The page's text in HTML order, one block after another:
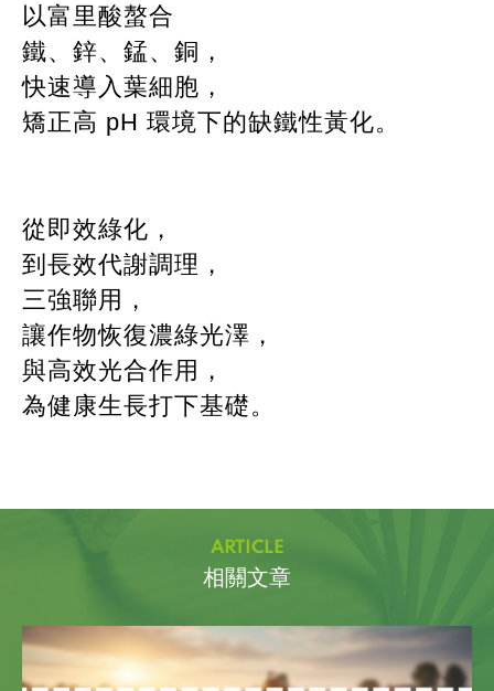
以富里酸螯合
鐵、鋅、錳、銅，
快速導入葉細胞，
矯正高 pH 環境下的缺鐵性黃化。
從即效綠化，
到長效代謝調理，
三強聯用，
讓作物恢復濃綠光澤，
與高效光合作用，
為健康生長打下基礎。
ARTICLE
相關文章